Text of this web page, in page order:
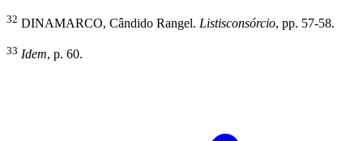
32 DINAMARCO, Cândido Rangel. Listisconsórcio, pp. 57-58.
33 Idem, p. 60.